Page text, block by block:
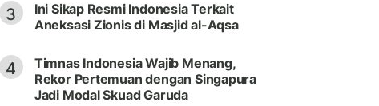
3
Ini Sikap Resmi Indonesia Terkait
Aneksasi Zionis di Masjid al-Aqsa
4
Timnas Indonesia Wajib Menang,
Rekor Pertemuan dengan Singapura
Jadi Modal Skuad Garuda